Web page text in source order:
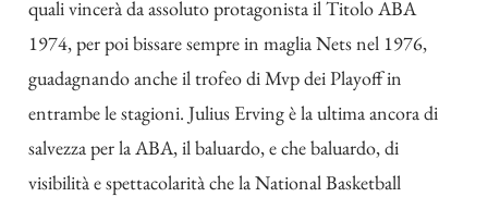
quali vincerà da assoluto protagonista il Titolo ABA
1974, per poi bissare sempre in maglia Nets nel 1976,
guadagnando anche il trofeo di Mvp dei Playoff in
entrambe le stagioni. Julius Erving è la ultima ancora di
salvezza per la ABA, il baluardo, e che baluardo, di
visibilità e spettacolarità che la National Basketball